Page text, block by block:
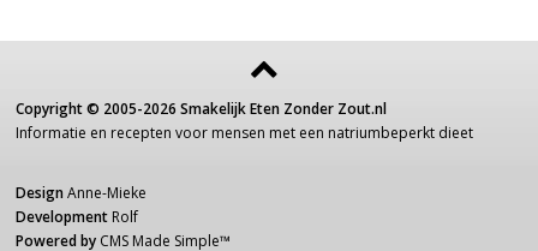
Copyright © 2005-2026 Smakelijk Eten Zonder Zout.nl
Informatie en recepten voor mensen met een natriumbeperkt dieet
Design Anne-Mieke
Development Rolf
Powered by CMS Made Simple™